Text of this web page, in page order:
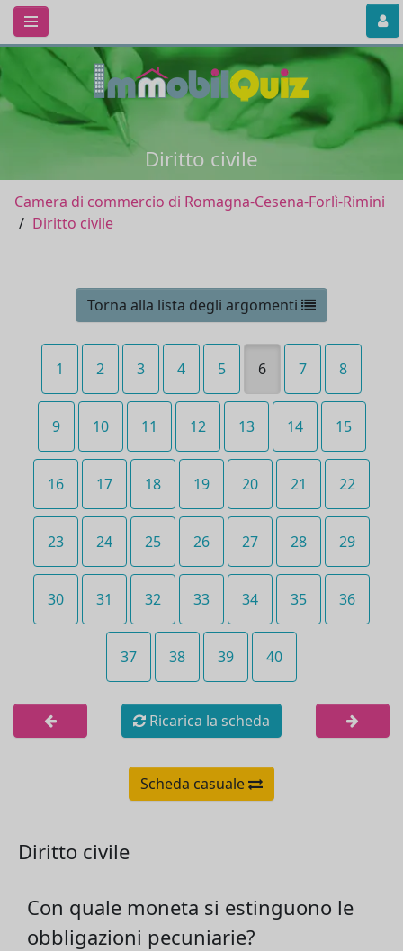
Diritto civile
Camera di commercio di Romagna-Cesena-Forlì-Rimini
Diritto civile
Torna alla lista degli argomenti
1 2 3 4 5 6 7 8
9 10 11 12 13 14 15
16 17 18 19 20 21 22
23 24 25 26 27 28 29
30 31 32 33 34 35 36
37 38 39 40
Ricarica la scheda
Scheda casuale
Diritto civile
Con quale moneta si estinguono le
obbligazioni pecuniarie?